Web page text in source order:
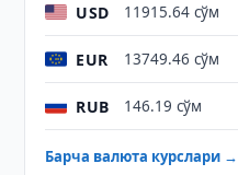
USD 11915.64 сўм
EUR 13749.46 сўм
RUB 146.19 сўм
Барча валюта курслари →